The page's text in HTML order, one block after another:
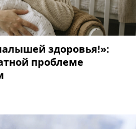
здоровья!»:
проблеме